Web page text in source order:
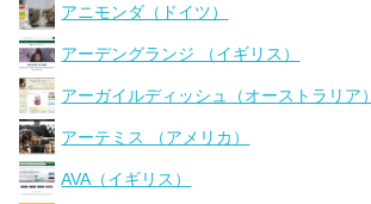
アニモンダ（ドイツ）
アーデングランジ （イギリス）
アーガイルディッシュ（オーストラリア）
アーテミス （アメリカ）
AVA（イギリス）